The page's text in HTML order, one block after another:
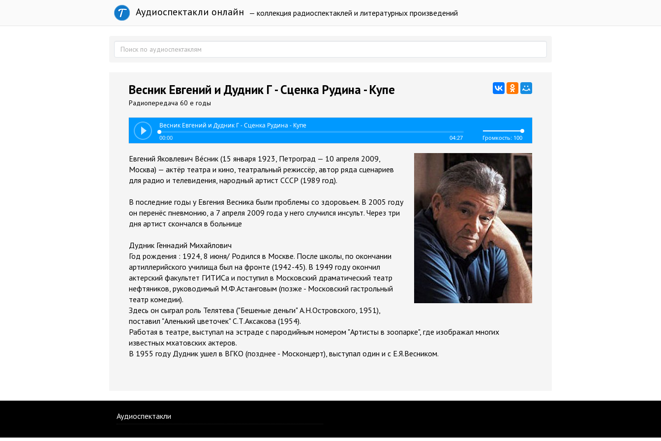
Аудиоспектакли онлайн — коллекция радиоспектаклей и литературных произведений
Весник Евгений и Дудник Г - Сценка Рудина - Купе
Радиопередача 60 е годы
Весник Евгений и Дудник Г - Сценка Рудина - Купе
00:00 04:27 Громкость: 100
Евгений Яковлевич Ве́сник (15 января 1923, Петроград — 10 апреля 2009,
Москва) — актёр театра и кино, театральный режиссёр, автор ряда сценариев
для радио и телевидения, народный артист СССР (1989 год).
В последние годы у Евгения Весника были проблемы со здоровьем. В 2005 году
он перенёс пневмонию, а 7 апреля 2009 года у него случился инсульт. Через три
дня артист скончался в больнице
Дудник Геннадий Михайлович
Год рождения : 1924, 8 июня/ Родился в Москве. После школы, по окончании
артиллерийского училища был на фронте (1942-45). В 1949 году окончил
актерский факультет ГИТИСа и поступил в Московский драматический театр
нефтяников, руководимый М.Ф.Астанговым (позже - Московский гастрольный
театр комедии).
Здесь он сыграл роль Телятева ("Бешеные деньги" А.Н.Островского, 1951),
поставил "Аленький цветочек" С.Т.Аксакова (1954).
Работая в театре, выступал на эстраде с пародийным номером "Артисты в зоопарке", где изображал многих
известных мхатовских актеров.
В 1955 году Дудник ушел в ВГКО (позднее - Москонцерт), выступал один и с Е.Я.Весником.
Аудиоспектакли